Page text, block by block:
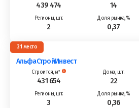
439 474 14
2 0,37
31
АльфаСтройИнвест
431 654 22
3 0,36